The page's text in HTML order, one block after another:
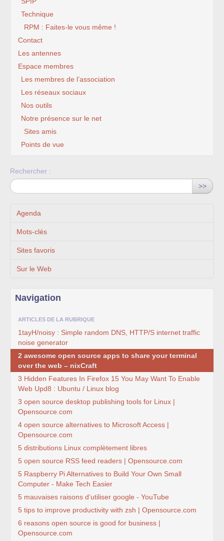
Technique
RPM : Faites-le vous même !
Contact
Les antennes
Espace membres
Les membres de l’association
Les réseaux sociaux
Nos outils
Notre présence sur le net
Sites amis
Points de vue
Rechercher :
>>
Agenda
Mots-clés
Sites favoris
Sur le Web
Navigation
ARTICLES DE LA RUBRIQUE
1tayH/noisy : Simple random DNS, HTTP/S internet traffic
noise generator
2 awesome open source apps to share your terminal
over the web – nixCraft
3 Hidden Features In Firefox 15 You May Want To Enable
Web Upd8 : Ubuntu / Linux blog
3 open source desktop publishing tools for Linux |
Opensource.com
4 open source alternatives to Microsoft Access |
Opensource.com
5 distributions Linux complètement libres
5 open source RSS feed readers | Opensource.com
5 Raspberry Pi Alternatives to Build Your Own Small
Computer - Make Tech Easier
5 mauvaises raisons d’utiliser google - YouTube
5 tips to improve productivity with zsh | Opensource.com
6 reasons open source is good for business |
Opensource.com